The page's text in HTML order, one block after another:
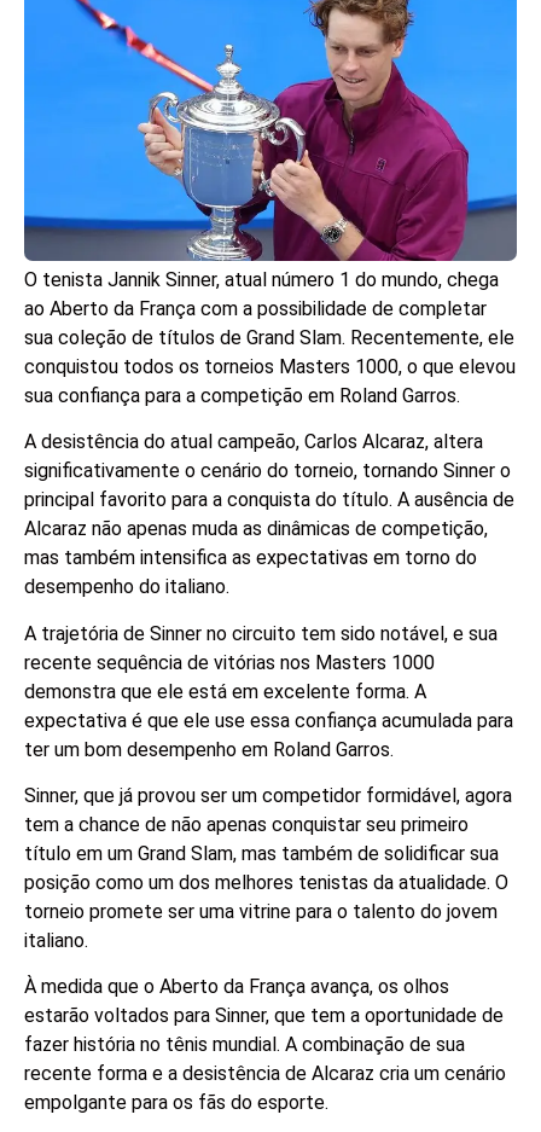
O tenista Jannik Sinner, atual número 1 do mundo, chega
ao Aberto da França com a possibilidade de completar
sua coleção de títulos de Grand Slam. Recentemente, ele
conquistou todos os torneios Masters 1000, o que elevou
sua confiança para a competição em Roland Garros.
A desistência do atual campeão, Carlos Alcaraz, altera
significativamente o cenário do torneio, tornando Sinner o
principal favorito para a conquista do título. A ausência de
Alcaraz não apenas muda as dinâmicas de competição,
mas também intensifica as expectativas em torno do
desempenho do italiano.
A trajetória de Sinner no circuito tem sido notável, e sua
recente sequência de vitórias nos Masters 1000
demonstra que ele está em excelente forma. A
expectativa é que ele use essa confiança acumulada para
ter um bom desempenho em Roland Garros.
Sinner, que já provou ser um competidor formidável, agora
tem a chance de não apenas conquistar seu primeiro
título em um Grand Slam, mas também de solidificar sua
posição como um dos melhores tenistas da atualidade. O
torneio promete ser uma vitrine para o talento do jovem
italiano.
À medida que o Aberto da França avança, os olhos
estarão voltados para Sinner, que tem a oportunidade de
fazer história no tênis mundial. A combinação de sua
recente forma e a desistência de Alcaraz cria um cenário
empolgante para os fãs do esporte.